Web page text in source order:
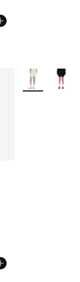
Plus de couleurs